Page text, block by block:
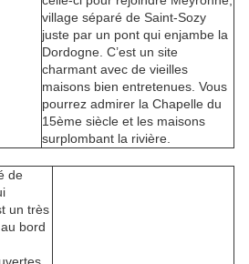
village séparé de Saint-Sozy
juste par un pont qui enjambe la
Dordogne. C’est un site
charmant avec de vieilles
maisons bien entretenues. Vous
pourrez admirer la Chapelle du
15ème siècle et les maisons
surplombant la rivière.
de
un très
bord